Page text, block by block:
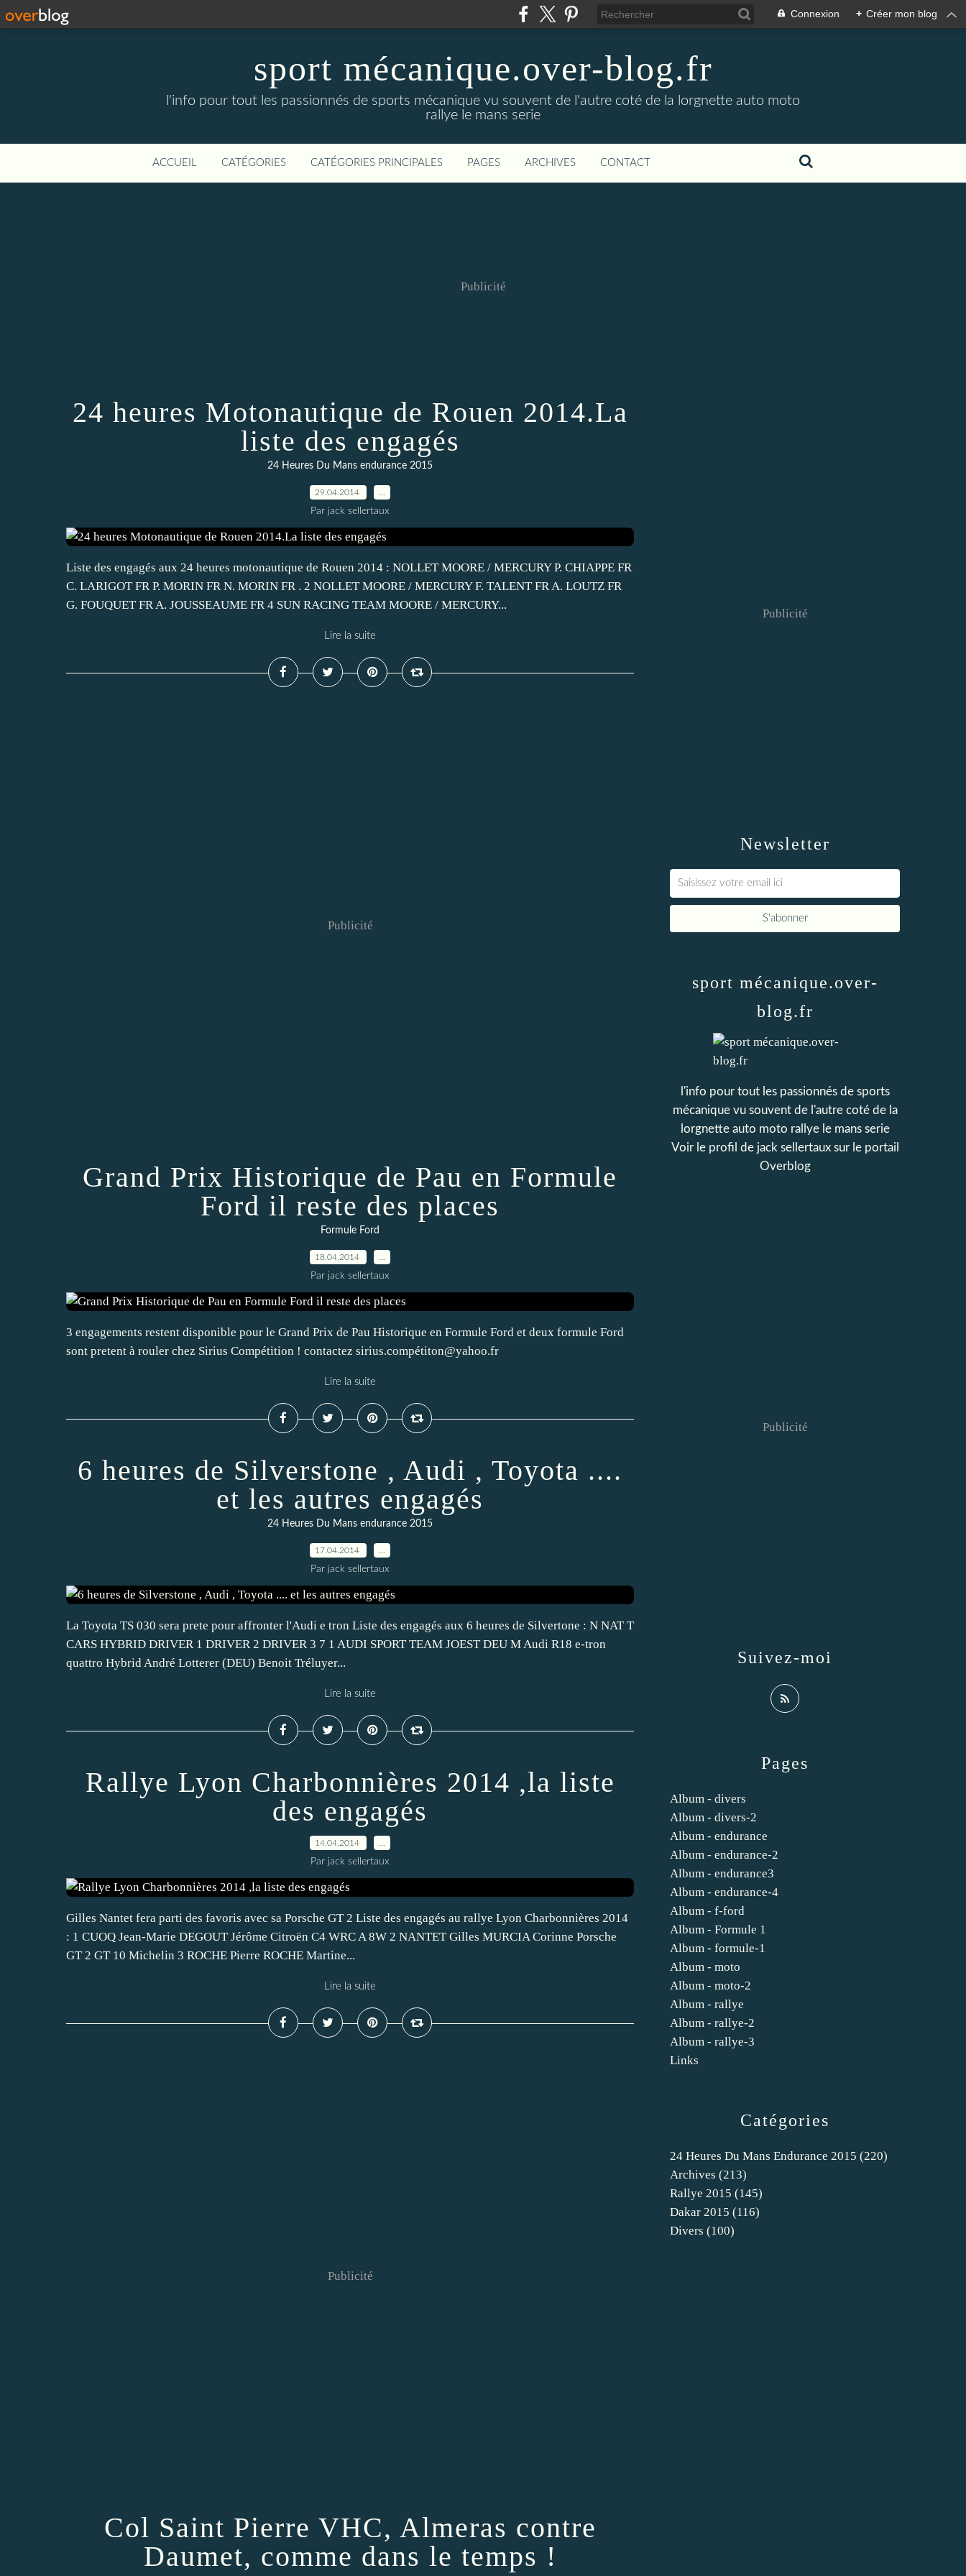
Connexion + Créer mon blog
sport mécanique.over-blog.fr
l'info pour tout les passionnés de sports mécanique vu souvent de l'autre coté de la lorgnette auto moto
rallye le mans serie
ACCUEIL CATÉGORIES CATÉGORIES PRINCIPALES PAGES ARCHIVES CONTACT
Publicité
24 heures Motonautique de Rouen 2014.La
liste des engagés
24 Heures Du Mans endurance 2015
29.04.2014
Par jack sellertaux
Liste des engagés aux 24 heures motonautique de Rouen 2014 : NOLLET MOORE / MERCURY P. CHIAPPE FR
C. LARIGOT FR P. MORIN FR N. MORIN FR . 2 NOLLET MOORE / MERCURY F. TALENT FR A. LOUTZ FR
G. FOUQUET FR A. JOUSSEAUME FR 4 SUN RACING TEAM MOORE / MERCURY...
Lire la suite
Publicité
Grand Prix Historique de Pau en Formule
Ford il reste des places
Formule Ford
18.04.2014
Par jack sellertaux
3 engagements restent disponible pour le Grand Prix de Pau Historique en Formule Ford et deux formule Ford
sont pretent à rouler chez Sirius Compétition ! contactez sirius.compétiton@yahoo.fr
Lire la suite
6 heures de Silverstone , Audi , Toyota ....
et les autres engagés
24 Heures Du Mans endurance 2015
17.04.2014
Par jack sellertaux
La Toyota TS 030 sera prete pour affronter l'Audi e tron Liste des engagés aux 6 heures de Silvertone : N NAT T
CARS HYBRID DRIVER 1 DRIVER 2 DRIVER 3 7 1 AUDI SPORT TEAM JOEST DEU M Audi R18 e-tron
quattro Hybrid André Lotterer (DEU) Benoit Tréluyer...
Lire la suite
Rallye Lyon Charbonnières 2014 ,la liste
des engagés
14.04.2014
Par jack sellertaux
Gilles Nantet fera parti des favoris avec sa Porsche GT 2 Liste des engagés au rallye Lyon Charbonnières 2014
: 1 CUOQ Jean-Marie DEGOUT Jérôme Citroën C4 WRC A 8W 2 NANTET Gilles MURCIA Corinne Porsche
GT 2 GT 10 Michelin 3 ROCHE Pierre ROCHE Martine...
Lire la suite
Publicité
Col Saint Pierre VHC, Almeras contre
Daumet, comme dans le temps !
Newsletter
Publicité
Catégories
24 Heures Du Mans Endurance 2015 (220)
Archives (213)
Rallye 2015 (145)
Dakar 2015 (116)
Divers (100)
Pages
Album - divers
Album - divers-2
Album - endurance
Album - endurance-2
Album - endurance3
Album - endurance-4
Album - f-ford
Album - Formule 1
Album - formule-1
Album - moto
Album - moto-2
Album - rallye
Album - rallye-2
Album - rallye-3
Links
sport mécanique.over-
blog.fr
l'info pour tout les passionnés de sports
mécanique vu souvent de l'autre coté de la
lorgnette auto moto rallye le mans serie
Voir le profil de jack sellertauxsur le portail
Overblog
Suivez-moi
Publicité